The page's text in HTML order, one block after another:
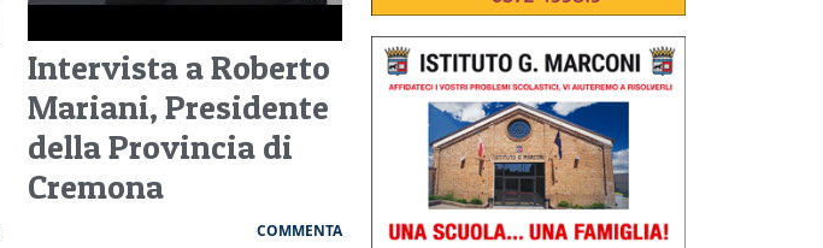
Intervista a Roberto
Mariani, Presidente
della Provincia di
Cremona
COMMENTA